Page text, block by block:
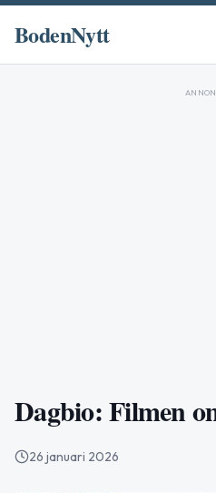
BodenNytt
Dagbio: Filmen
26 januari 2026